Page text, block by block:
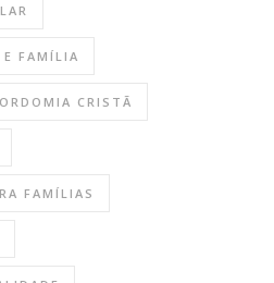
FAMÍLIA
CRISTÃ
FAMÍLIAS